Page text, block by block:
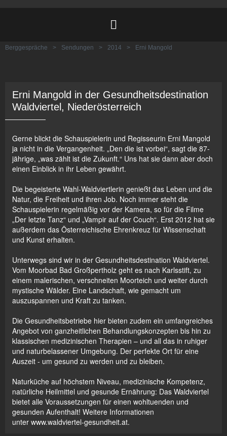
Berggespräche > Sendungen > 2014 > Erni Mangold
Erni Mangold in der Gesundheitsdestination
Waldviertel, Niederösterreich
Gerne blickt die Schauspielerin und Regisseurin Erni Mangold
ja nicht in die Vergangenheit. „Den die ist vorbei“, sagt die 87-
jährige, „was zählt ist die Zukunft.“ Uns hat sie dann aber doch
einen Einblick in ihr Leben gewährt.
Die begeisterte Wahl-Waldviertlerin genießt das Leben und die
Natur, die Freiheit und ihren Job. Noch immer steht die
Schauspielerin regelmäßig vor der Kamera, so für die Filme
„Der letzte Tanz“ und „Vampir auf der Couch“. Erst 2012 hat sie
außerdem das Österreichische Ehrenkreuz für Wissenschaft
und Kunst erhalten.
Unterwegs sind wir in der Gesundheitsdestination Waldviertel.
Vom Moorbad Bad Großpertholz geht es nach Karlsstift, zu
einem malerischen, verschneiten Moorteich und weiter durch
mystische Wälder. Eine Landschaft, wie gemacht um
auszuspannen und Kraft zu tanken.
Die Gesundheitsbetriebe hier bieten zudem ein umfangreiches
Angebot von ganzheitlichen Behandlungskonzepten bis hin zu
klassischen medizinischen Therapien – und all das in ruhiger
und naturbelassener Umgebung. Der perfekte Ort für eine
Auszeit - um gesund zu werden und zu bleiben.
Naturküche auf höchstem Niveau, medizinische Kompetenz,
natürliche Heilmittel und gesunde Ernährung: Das Waldviertel
bietet alle Voraussetzungen für einen wohltuenden und
gesunden Aufenthalt! Weitere Informationen
unter www.waldviertel-gesundheit.at.